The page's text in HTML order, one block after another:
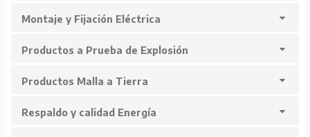
Montaje y Fijación Eléctrica
Productos a Prueba de Explosión
Productos Malla a Tierra
Respaldo y calidad Energía